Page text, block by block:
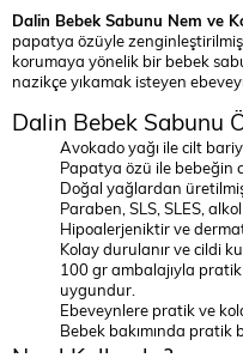
Dalin Bebek Sabunu Nem ve
papatya özüyle
korumaya yönelik bir bebek
nazikçe yıkamak isteyen
Dalin Bebek Sabunu
Avokado yağı ile cilt
Papatya özü ile bebeğin
Doğal yağlardan
Paraben, SLS, SLES,
Hipoalerjeniktir ve
Kolay durulanır ve cildi
100 gr ambalajıyla
uygundur.
Ebeveynlere pratik ve
Bebek bakımında pratik